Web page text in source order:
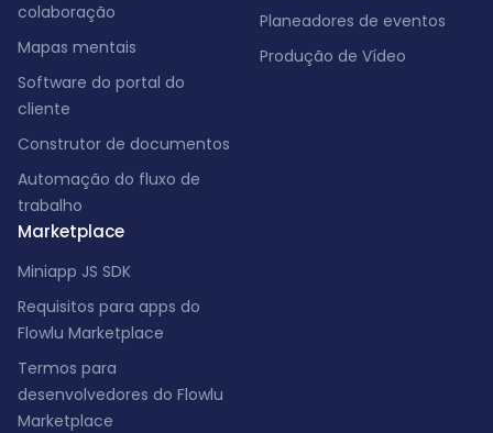
colaboração
Mapas mentais
Software do portal do
cliente
Construtor de documentos
Automação do fluxo de
trabalho
Marketplace
Miniapp JS SDK
Requisitos para apps do
Flowlu Marketplace
Termos para
desenvolvedores do Flowlu
Marketplace
Planeadores de eventos
Produção de Vídeo